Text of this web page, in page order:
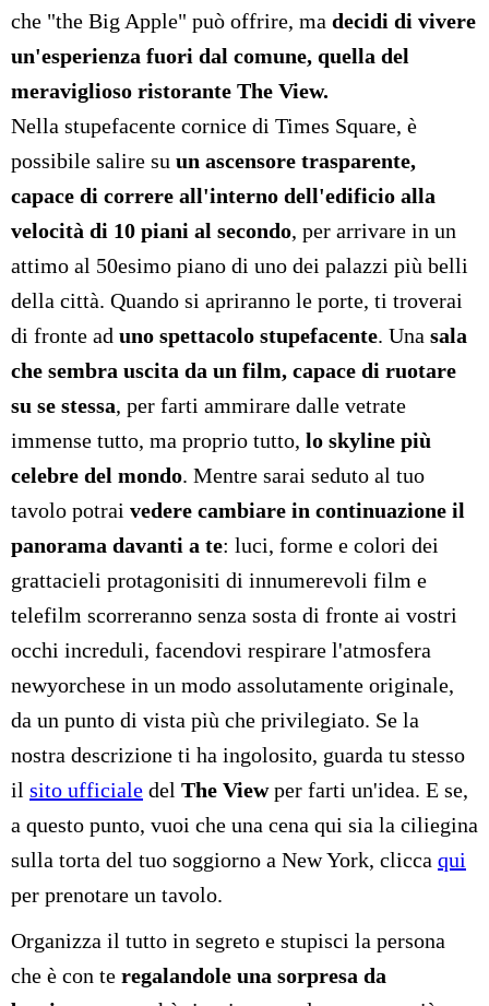
che "the Big Apple" può offrire, ma decidi di vivere
un'esperienza fuori dal comune, quella del
meraviglioso ristorante The View.
Nella stupefacente cornice di Times Square, è
possibile salire su un ascensore trasparente,
capace di correre all'interno dell'edificio alla
velocità di 10 piani al secondo, per arrivare in un
attimo al 50esimo piano di uno dei palazzi più belli
della città. Quando si apriranno le porte, ti troverai
di fronte ad uno spettacolo stupefacente. Una sala
che sembra uscita da un film, capace di ruotare
su se stessa, per farti ammirare dalle vetrate
immense tutto, ma proprio tutto, lo skyline più
celebre del mondo. Mentre sarai seduto al tuo
tavolo potrai vedere cambiare in continuazione il
panorama davanti a te: luci, forme e colori dei
grattacieli protagonisiti di innumerevoli film e
telefilm scorreranno senza sosta di fronte ai vostri
occhi increduli, facendovi respirare l'atmosfera
newyorchese in un modo assolutamente originale,
da un punto di vista più che privilegiato. Se la
nostra descrizione ti ha ingolosito, guarda tu stesso
il sito ufficiale del The Viewper farti un'idea. E se,
a questo punto, vuoi che una cena qui sia la ciliegina
sulla torta del tuo soggiorno a New York, clicca qui
per prenotare un tavolo.
Organizza il tutto in segreto e stupisci la persona
che è con te regalandole una sorpresa da